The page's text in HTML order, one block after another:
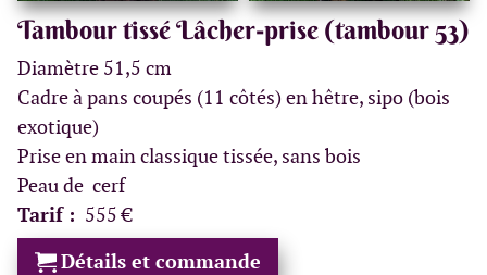
Tambour tissé Lâcher-prise (tambour 53)
Diamètre 51,5 cm
Cadre à pans coupés (11 côtés) en hêtre, sipo (bois
exotique)
Prise en main classique tissée, sans bois
Peau de cerf
Tarif : 555 €
Détails et commande